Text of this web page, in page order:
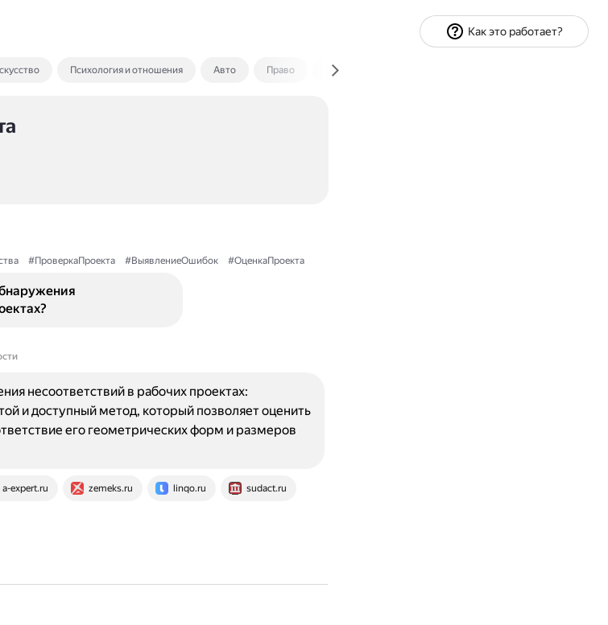
Психология и отношения Авто Право Экономика и финансы
#ПроверкаПроекта #ВыявлениеОшибок #ОценкаПроекта
a-expert.ru zemeks.ru linqo.ru sudact.ru
несоответствий в рабочих проектах:
и доступный метод, который позволяет оценить
его геометрических форм и размеров
Как это работает?